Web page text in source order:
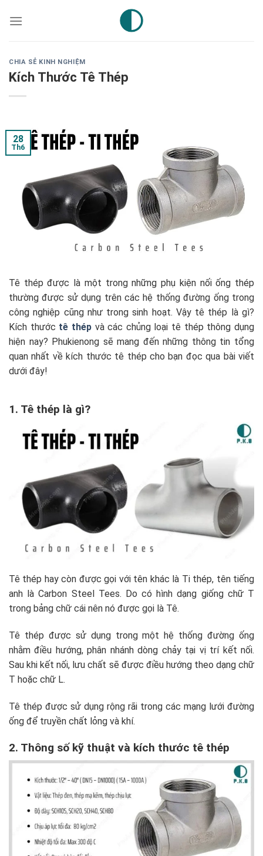
CHIA SẺ KINH NGHIỆM
Kích Thước Tê Thép
28
Th6
Tê thép được là một trong những phụ kiện nối ống thép
thường được sử dụng trên các hệ thống đường ống trong
công nghiệp cũng như trong sinh hoạt. Vậy tê thép là gì?
Kích thước tê thépvà các chủng loại tê thép thông dụng
hiện nay? Phukienong sẽ mang đến những thông tin tổng
quan nhất về kích thước tê thép cho bạn đọc qua bài viết
dưới đây!
1. Tê thép là gì?
Tê thép hay còn được gọi với tên khác là Ti thép, tên tiếng
anh là Carbon Steel Tees. Do có hình dạng giống chữ T
trong bảng chữ cái nên nó được gọi là Tê.
Tê thép được sử dụng trong một hệ thống đường ống
nhằm điều hướng, phân nhánh dòng chảy tại vị trí kết nối.
Sau khi kết nối, lưu chất sẽ được điều hướng theo dạng chữ
T hoặc chữ L.
Tê thép được sử dụng rộng rãi trong các mạng lưới đường
ống để truyền chất lỏng và khí.
2. Thông số kỹ thuật và kích thước tê thép